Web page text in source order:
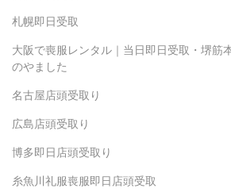
札幌即日受取
大阪で喪服レンタル｜当日即日受取・堺筋
のやました
名古屋店頭受取り
広島店頭受取り
博多即日店頭受取り
糸魚川礼服喪服即日店頭受取